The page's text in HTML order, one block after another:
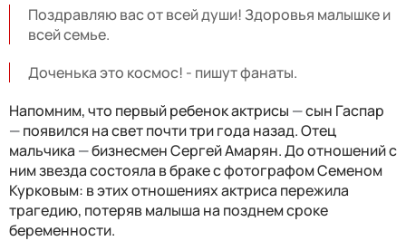
Поздравляю вас от всей души! Здоровья малышке и
всей семье.
Доченька это космос! - пишут фанаты.
Напомним, что первый ребенок актрисы —сын Гаспар
—появился на свет почти три года назад. Отец
мальчика —бизнесмен Сергей Амарян. До отношений с
ним звезда состояла в браке с фотографом Семеном
Курковым: в этих отношениях актриса пережила
трагедию, потеряв малыша на позднем сроке
беременности.